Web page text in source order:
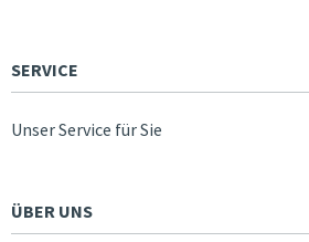
SERVICE
Unser Service für Sie
ÜBER UNS